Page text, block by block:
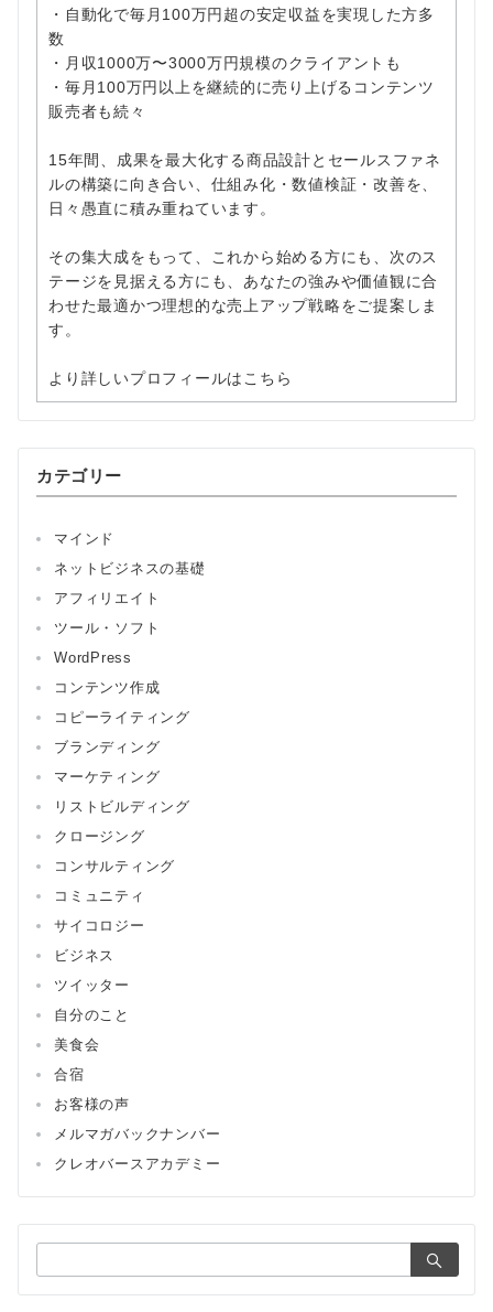
・自動化で毎月100万円超の安定収益を実現した方多
数
・月収1000万〜3000万円規模のクライアントも
・毎月100万円以上を継続的に売り上げるコンテンツ
販売者も続々
15年間、成果を最大化する商品設計とセールスファネ
ルの構築に向き合い、仕組み化・数値検証・改善を、
日々愚直に積み重ねています。
その集大成をもって、これから始める方にも、次のス
テージを見据える方にも、あなたの強みや価値観に合
わせた最適かつ理想的な売上アップ戦略をご提案しま
す。
より詳しいプロフィールはこちら
カテゴリー
マインド
ネットビジネスの基礎
アフィリエイト
ツール・ソフト
WordPress
コンテンツ作成
コピーライティング
ブランディング
マーケティング
リストビルディング
クロージング
コンサルティング
コミュニティ
サイコロジー
ビジネス
ツイッター
自分のこと
美食会
合宿
お客様の声
メルマガバックナンバー
クレオバースアカデミー
索：